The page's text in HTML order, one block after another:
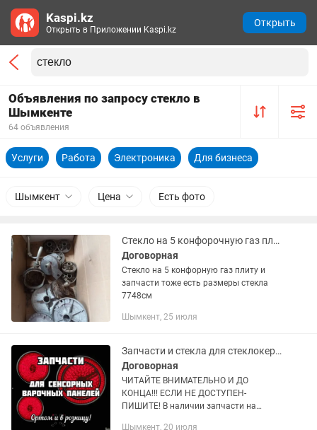
Объявления по запросу стекло в
Шымкенте
64 объявления
Услуги Работа Электроника Для бизнеса
Шымкент Цена Есть фото
Стекло на 5 конфорочную газ плиту и запчасти тоже есть
Договорная
Стекло на 5 конфорную газ плиту и
запчасти тоже есть размеры стекла
7748см
Шымкент, 25 июля
Запчасти и стекла для стеклокерамических плит. Каспи 0-0-12!
Договорная
ЧИТАЙТЕ ВНИМАТЕЛЬНО И ДО
КОНЦА!!! ЕСЛИ НЕ ДОСТУПЕН-
ПИШИТЕ! В наличии запчасти на
Шымкент, 20 июля
Kaspi.kz
Открыть в Приложении Kaspi.kz
Открыть